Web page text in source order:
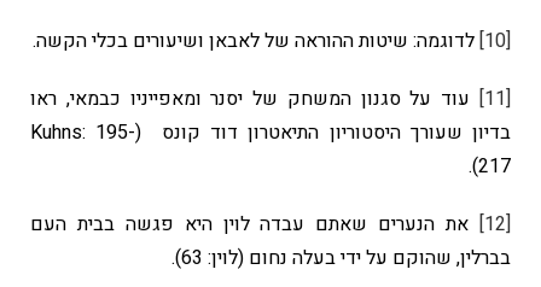
[10]
לדוגמה: שיטות ההוראה של לאבאן ושיעורים בכלי הקשה.
[11]
עוד על סגנון המשחק של יסנר ומאפייניו כבמאי, ראו
בדיון שעורך היסטוריון התיאטרון דוד קונס (Kuhns: 195-
217).
[12]
את הנערים שאתם עבדה לוין היא פגשה בבית העם
בברלין, שהוקם על ידי בעלה נחום (לוין: 63).